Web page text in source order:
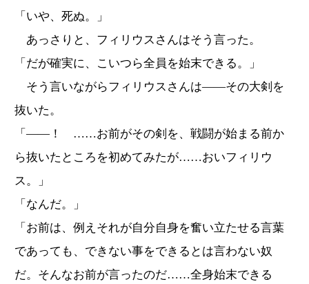
「いや、死ぬ。」
あっさりと、フィリウスさんはそう言った。
「だが確実に、こいつら全員を始末できる。」
そう言いながらフィリウスさんは――その大剣を
抜いた。
「――！ ……お前がその剣を、戦闘が始まる前か
ら抜いたところを初めてみたが……おいフィリウ
ス。」
「なんだ。」
「お前は、例えそれが自分自身を奮い立たせる言葉
であっても、できない事をできるとは言わない奴
だ。そんなお前が言ったのだ……全身始末できる